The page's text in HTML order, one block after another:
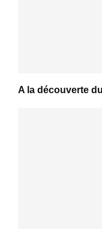
A la découverte